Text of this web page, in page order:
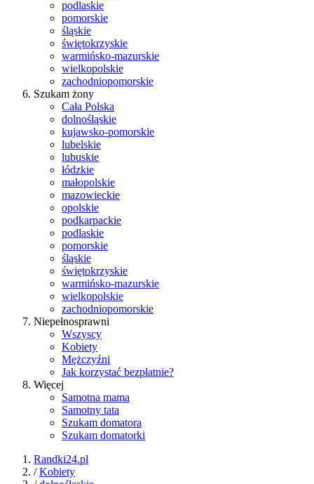
podlaskie
pomorskie
śląskie
świętokrzyskie
warmińsko-mazurskie
wielkopolskie
zachodniopomorskie
Szukam żony
Cała Polska
dolnośląskie
kujawsko-pomorskie
lubelskie
lubuskie
łódzkie
małopolskie
mazowieckie
opolskie
podkarpackie
podlaskie
pomorskie
śląskie
świętokrzyskie
warmińsko-mazurskie
wielkopolskie
zachodniopomorskie
Niepełnosprawni
Wszyscy
Kobiety
Mężczyźni
Jak korzystać bezpłatnie?
Więcej
Samotna mama
Samotny tata
Szukam domatora
Szukam domatorki
Randki24.pl
/Kobiety